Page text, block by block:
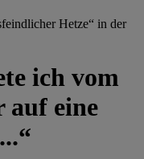
Hetze“ in der
ich vom
auf eine